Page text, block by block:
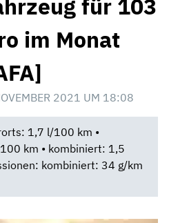
für 103
im Monat
2021 UM 18:08
1,7 l/100 km •
km • kombiniert: 1,5
kombiniert: 34 g/km